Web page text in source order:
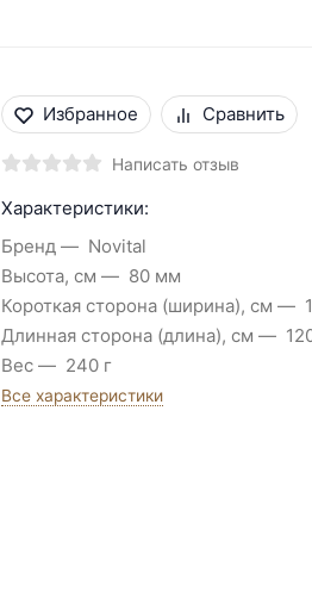
Избранное Сравнить
Написать отзыв
Характеристики:
Бренд
Novital
Высота, см
80 мм
Короткая сторона (ширина), см
Длинная сторона (длина), см
Вес
240 г
Все характеристики